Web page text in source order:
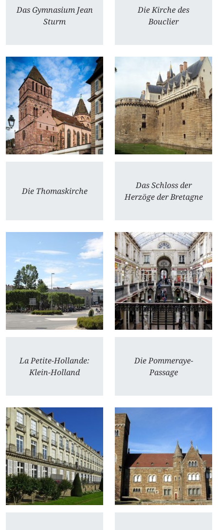
Das Gymnasium Jean
Sturm
Die Kirche des
Bouclier
Die Thomaskirche
Das Schloss der
Herzöge der Bretagne
La Petite-Hollande:
Klein-Holland
Die Pommeraye-
Passage